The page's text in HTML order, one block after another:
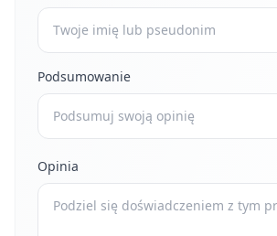
Podsumowanie
Opinia